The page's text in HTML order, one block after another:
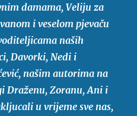
damama, Veliju za
i veselom pjevaču
naših
Davorki, Nedi i
našim autorima na
Draženu, Zoranu, Ani i
u vrijeme sve nas,